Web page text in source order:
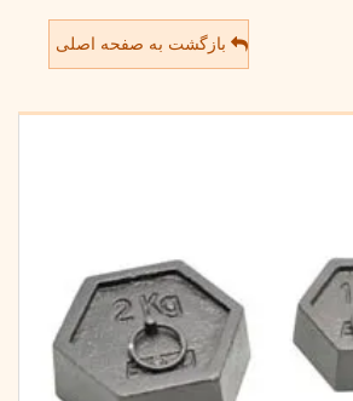
بازگشت به صفحه اصلی